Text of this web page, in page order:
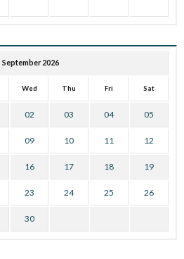
September 2026
Wed Thu Fri Sat
02 03 04 05
09 10 11 12
16 17 18 19
23 24 25 26
30